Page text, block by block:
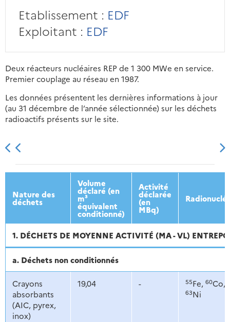
Etablissement : EDF
Exploitant : EDF
Deux réacteurs nucléaires REP de 1 300 MWe en service.
Premier couplage au réseau en 1987.
Les données présentent les dernières informations à jour
(au 31 décembre de l’année sélectionnée) sur les déchets
radioactifs présents sur le site.
2013 2014 2015 2016
Nature des
déchets
Volume
déclaré (en
m³
équivalent
conditionné)
Activité
déclarée
(en
MBq)
1. DÉCHETS DE MOYENNE ACTIVITÉ (MA - VL)
a. Déchets non conditionnés
Crayons
absorbants
(AIC, pyrex,
inox)
19,04 - 55Fe, 60Co,
63Ni